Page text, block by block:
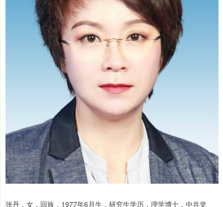
张丹，女，回族，1977年6月生，研究生学历，理学博士，中共党